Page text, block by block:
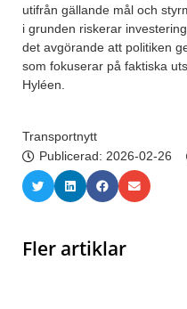
utifrån gällande mål och
i grunden riskerar
det avgörande att politiken
som fokuserar på faktiska
Hyléen.
Transportnytt
Publicerad: 2026-02-26
Fler artiklar